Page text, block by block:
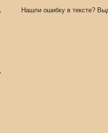
Нашли ошибку в тексте?